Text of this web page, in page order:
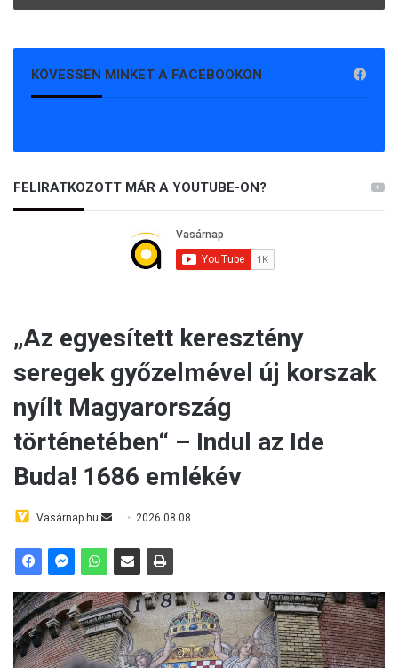
KÖVESSEN MINKET A FACEBOOKON
FELIRATKOZOTT MÁR A YOUTUBE-ON?